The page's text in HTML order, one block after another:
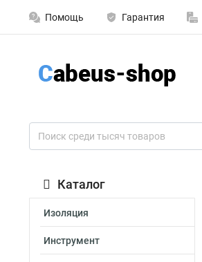
Помощь Гарантия
Каталог
Изоляция
Инструмент